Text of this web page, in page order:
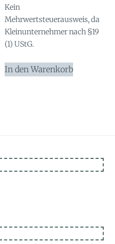
Kein
Mehrwertsteuerausweis, da
Kleinunternehmer nach §19
(1) UStG.
In den Warenkorb